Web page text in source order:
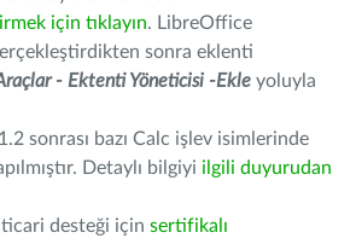
için tıklayın. LibreOffice
sonra eklenti
- Ektenti Yöneticisi -Ekle yoluyla
sonrası bazı Calc işlev isimlerinde
Detaylı bilgiyi ilgili duyurudan
desteği için sertifikalı